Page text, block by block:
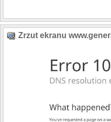
Zrzut ekranu